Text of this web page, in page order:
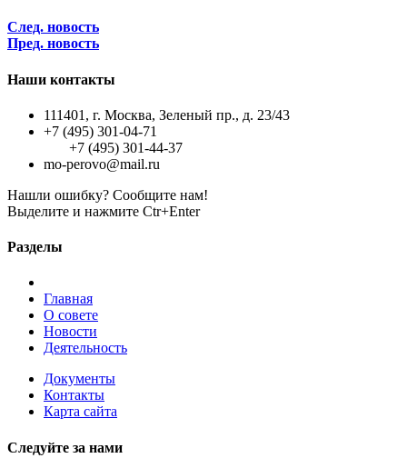
След. новость
Пред. новость
Наши контакты
111401, г. Москва, Зеленый пр., д. 23/43
+7 (495) 301-04-71
+7 (495) 301-44-37
mo-perovo@mail.ru
Нашли ошибку? Сообщите нам!
Выделите и нажмите Ctr+Enter
Разделы
Главная
О совете
Новости
Деятельность
Документы
Контакты
Карта сайта
Следуйте за нами